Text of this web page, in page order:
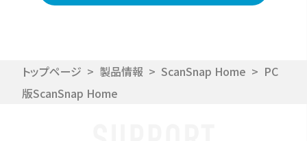
トップページ > 製品情報 > ScanSnap Home > PC
版ScanSnap Home